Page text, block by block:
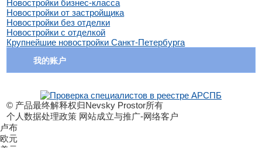
Новостройки бизнес-класса
Новостройки от застройщика
Новостройки без отделки
Новостройки с отделкой
Крупнейшие новостройки Санкт-Петербурга
我的账户
© 产品最终解释权归Nevsky Prostor所有
个人数据处理政策 网站成立与推广-网络客户
卢布
欧元